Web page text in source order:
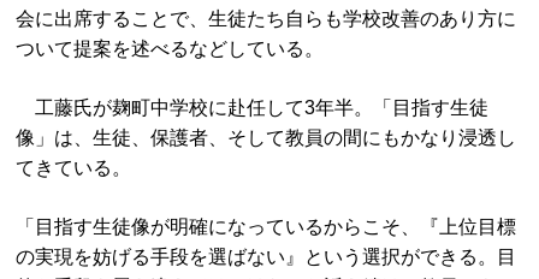
会に出席することで、生徒たち自らも学校改善のあり方に
ついて提案を述べるなどしている。
工藤氏が麹町中学校に赴任して3年半。「目指す生徒
像」は、生徒、保護者、そして教員の間にもかなり浸透し
てきている。
「目指す生徒像が明確になっているからこそ、『上位目標
の実現を妨げる手段を選ばない』という選択ができる。目